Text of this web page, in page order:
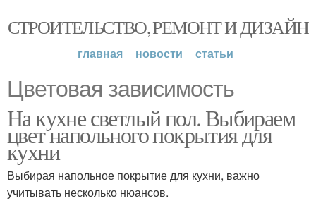
СТРОИТЕЛЬСТВО, РЕМОНТ И ДИЗАЙН
главная новости статьи
Цветовая зависимость
На кухне светлый пол. Выбираем
цвет напольного покрытия для
кухни
Выбирая напольное покрытие для кухни, важно
учитывать несколько нюансов.